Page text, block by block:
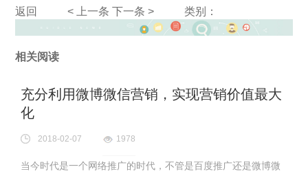
返回 < 上一条 下一条 > 类别：
相关阅读
充分利用微博微信营销，实现营销价值最大
化
2018-02-07 1978
当今时代是一个网络推广的时代，不管是百度推广还是微博微